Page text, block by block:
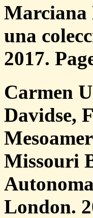
Marciana
una
2017.
Carmen
Davidse,
Missouri
London.